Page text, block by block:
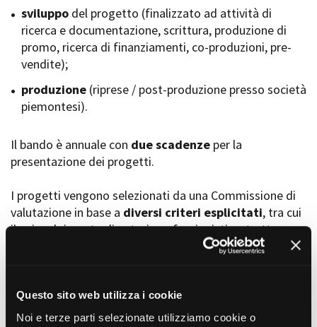
Questo sito web utilizza i cookie
Noi e terze parti selezionate utilizziamo cookie o
LOCATION GUIDE
FILM DATABASE
BOOK DATABASE
NEWS
CASTING
Newsletter
Lavora con noi
Stage - Tirocini - Scuola e
Lavoro
per affidamento lavori in
economia
Amministrazione trasparente
Bandi e gare
Whistleblowing
sviluppo del progetto (finalizzato ad attività di
ricerca e documentazione, scrittura, produzione di
promo, ricerca di finanziamenti, co-produzioni, pre-
vendite);
produzione (riprese / post-produzione presso società
piemontesi).
Il bando è annuale con due scadenze per la
presentazione dei progetti.
I progetti vengono selezionati da una Commissione di
valutazione in base a diversi criteri esplicitati, tra cui
il coinvolgimento di autori, professionisti e strutture
torinesi e piemontesi, i co-finanziamenti e l’effettiva
diffusione attraverso molteplici canali (proiezioni in sala,
canali televisivi, homevideo, piattaforme web...).